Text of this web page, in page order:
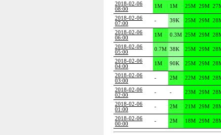
2018-02-06
08:00
1M 1M 25M 29M
2018-02-06
07:00
- 39K 25M 29M
2018-02-06
06:00
1M 0.3M 25M 29M
2018-02-06
05:00
0.7M 38K 25M 29M
2018-02-06
04:00
1M 90K 25M 29M
2018-02-06
03:00
- 2M 22M 29M
2018-02-06
02:00
- - 23M 29M
2018-02-06
01:00
- 2M 21M 29M
2018-02-06
00:00
- 2M 18M 29M